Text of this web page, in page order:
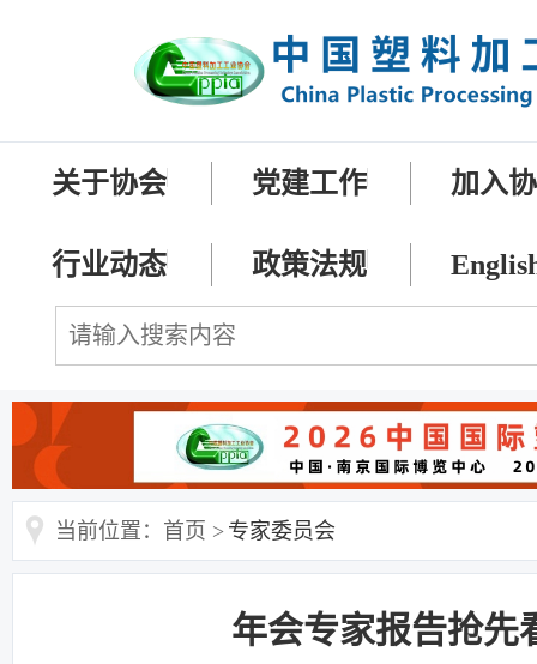
关于协会 党建工作 加入
行业动态 政策法规
当前位置：首页 > 专家委员会
年会专家报告抢先